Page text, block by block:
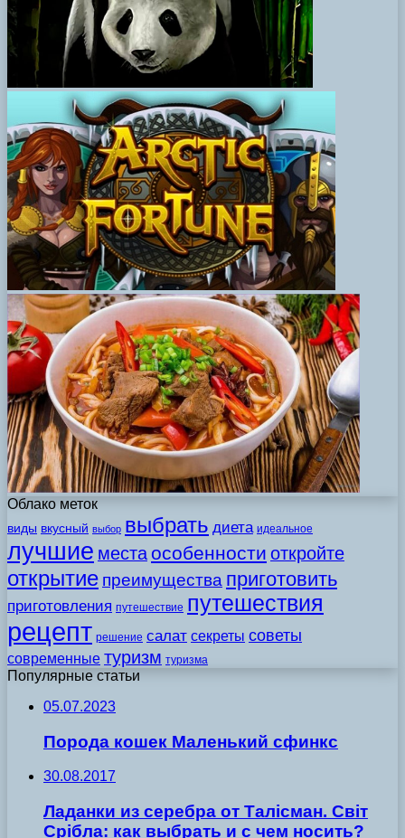
Облако меток
виды вкусный выбор выбрать диета идеальное
лучшие места особенности откройте
открытие преимущества приготовить
приготовления путешествие путешествия
рецепт решение салат секреты советы
современные туризм туризма
Популярные статьи
05.07.2023
Порода кошек Маленький сфинкс
30.08.2017
Ладанки из серебра от Талісман. Світ
Срібла: как выбрать и с чем носить?